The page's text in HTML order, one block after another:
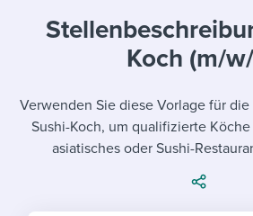
Mobilizing AI
Evaluating
Working
Templates &
I WANT...
Job
Interview
I’m a jobseeker
I WANT TO LEARN
Applying for a
Attend
Workable
Explore
Koch (m/
Verwenden Sie diese Vorlage für
Sushi-Koch, um qualifizierte
asiatisches oder Sushi-